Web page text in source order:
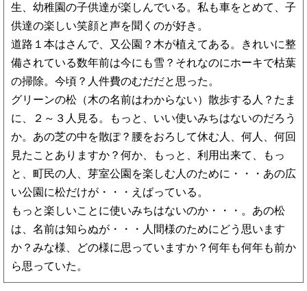
生、幼稚園の子供達が楽しんでいる。私も車をとめて、子
供達の楽しい笑顔と声を聞くのが好き。
道路１本はさんで、又公園？木が植えてある。きれいに整
備されている数年前は今にも雪？それなのにホーキで枯葉
の掃除。今頃？人件費のむだだと思った。
グリーンの松（木の名前はわからない）散歩する人？たま
に、２～３人見る。もっと、いい使いみちはないのだろう
か。あの芝の中を散ぽ？腰をおろして休む人、何人、何回
見たことありますか？何か、もっと、利用出来て、もっ
と、町民の人、芽室公園を楽しむ人のために・・・あの広
い公園に松だけが・・・えばっている。
もっと楽しいことに使いみちはないのか・・・。あの松
は、名前は知らぬが・・・人間様のためにどう思います
か？みな様、どの様に思っていますか？何年も何年も前か
ら思っていた。